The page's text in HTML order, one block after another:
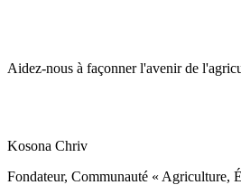
Aidez-nous à façonner l'avenir de
Kosona Chriv
Fondateur, Communauté « Agriculture,